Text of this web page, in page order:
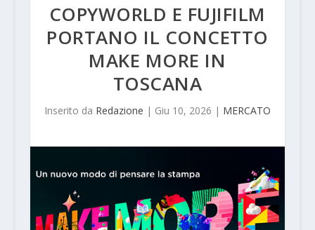
COPYWORLD E FUJIFILM
PORTANO IL CONCETTO
MAKE MORE IN
TOSCANA
Inserito da Redazione | Giu 10, 2026 | MERCATO